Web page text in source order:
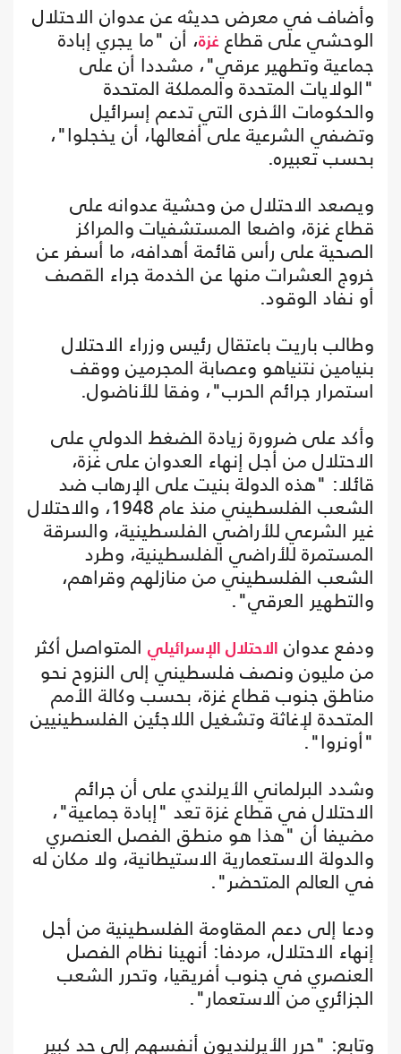
وأضاف في معرض حديثه عن عدوان الاحتلال
الوحشي على قطاع غزة، أن "ما يجري إبادة
جماعية وتطهير عرقي"، مشددا أن على
"الولايات المتحدة والمملكة المتحدة
والحكومات الأخرى التي تدعم إسرائيل
وتضفي الشرعية على أفعالها، أن يخجلوا"،
بحسب تعبيره.
ويصعد الاحتلال من وحشية عدوانه على
قطاع غزة، واضعا المستشفيات والمراكز
الصحية على رأس قائمة أهدافه، ما أسفر عن
خروج العشرات منها عن الخدمة جراء القصف
أو نفاد الوقود.
وطالب باريت باعتقال رئيس وزراء الاحتلال
بنيامين نتنياهو وعصابة المجرمين ووقف
استمرار جرائم الحرب"، وفقا للأناضول.
وأكد على ضرورة زيادة الضغط الدولي على
الاحتلال من أجل إنهاء العدوان على غزة،
قائلا: "هذه الدولة بنيت على الإرهاب ضد
الشعب الفلسطيني منذ عام 1948، والاحتلال
غير الشرعي للأراضي الفلسطينية، والسرقة
المستمرة للأراضي الفلسطينية، وطرد
الشعب الفلسطيني من منازلهم وقراهم،
والتطهير العرقي".
ودفع عدوان
الاحتلال الإسرائيلي المتواصل أكثر
من مليون ونصف فلسطيني إلى النزوح نحو
مناطق جنوب قطاع غزة، بحسب وكالة الأمم
المتحدة لإغاثة وتشغيل اللاجئين الفلسطينيين
"أونروا".
وشدد البرلماني الأيرلندي على أن جرائم
الاحتلال في قطاع غزة تعد "إبادة جماعية"،
مضيفا أن "هذا هو منطق الفصل العنصري
والدولة الاستعمارية الاستيطانية، ولا مكان له
في العالم المتحضر".
ودعا إلى دعم المقاومة الفلسطينية من أجل
إنهاء الاحتلال، مردفا: أنهينا نظام الفصل
العنصري في جنوب أفريقيا، وتحرر الشعب
الجزائري من الاستعمار".
وتابع: "حرر الأيرلنديون أنفسهم إلى حد كبير